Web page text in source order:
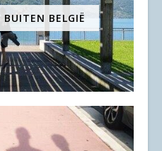
BUITEN BELGIË